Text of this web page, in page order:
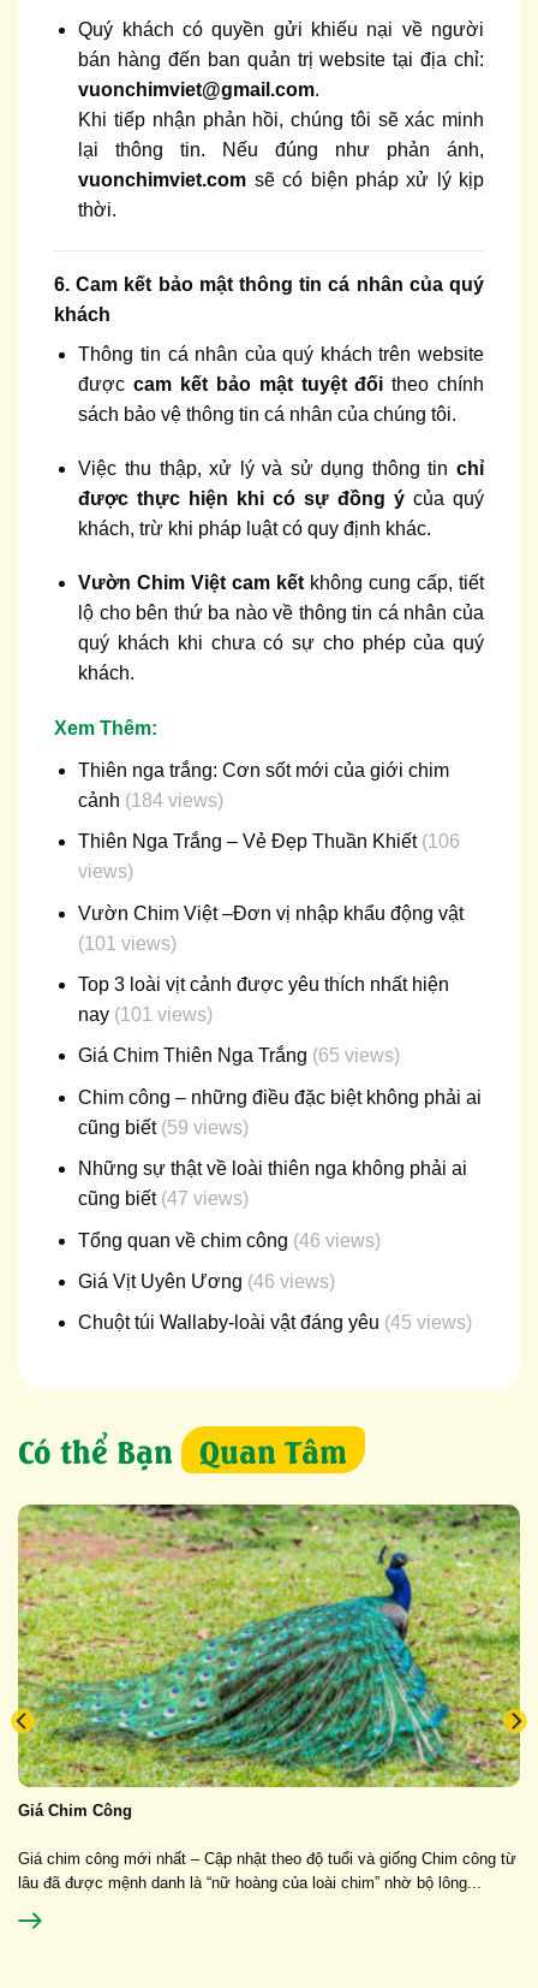
Quý khách có quyền gửi khiếu nại về người
bán hàng đến ban quản trị website tại địa chỉ:
vuonchimviet@gmail.com.
Khi tiếp nhận phản hồi, chúng tôi sẽ xác minh
lại thông tin. Nếu đúng như phản ánh,
vuonchimviet.com sẽ có biện pháp xử lý kịp
thời.
6. Cam kết bảo mật thông tin cá nhân của quý
khách
Thông tin cá nhân của quý khách trên website
đượccam kết bảo mật tuyệt đối theo chính
sách bảo vệ thông tin cá nhân của chúng tôi.
Việc thu thập, xử lý và sử dụng thông tin chỉ
được thực hiện khi có sự đồng ý của quý
khách, trừ khi pháp luật có quy định khác.
Vườn Chim Việt cam kết không cung cấp, tiết
lộ cho bên thứ ba nào về thông tin cá nhân của
quý khách khi chưa có sự cho phép của quý
khách.
Xem Thêm:
Thiên nga trắng: Cơn sốt mới của giới chim
cảnh (184 views)
Thiên Nga Trắng – Vẻ Đẹp Thuần Khiết (106
views)
Vườn Chim Việt –Đơn vị nhập khẩu động vật
(101 views)
Top 3 loài vịt cảnh được yêu thích nhất hiện
nay (101 views)
Giá Chim Thiên Nga Trắng (65 views)
Chim công – những điều đặc biệt không phải ai
cũng biết (59 views)
Những sự thật về loài thiên nga không phải ai
cũng biết (47 views)
Tổng quan về chim công (46 views)
Giá Vịt Uyên Ương (46 views)
Chuột túi Wallaby-loài vật đáng yêu (45 views)
Có thể Bạn Quan Tâm
Giá Chim Công
Giá chim công mới nhất – Cập nhật theo độ tuổi và giống Chim công từ
lâu đã được mệnh danh là “nữ hoàng của loài chim” nhờ bộ lông...